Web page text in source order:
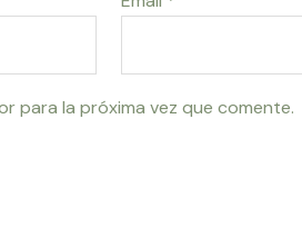
para la próxima vez que comente.